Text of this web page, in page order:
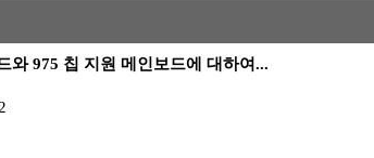
와 975 칩 지원 메인보드에 대하여...